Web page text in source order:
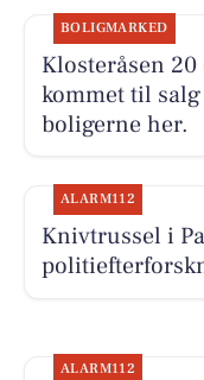
BOLIGMARKED
Klosteråsen
kommet til
boligerne her.
ALARM112
Knivtrussel i
ALARM112